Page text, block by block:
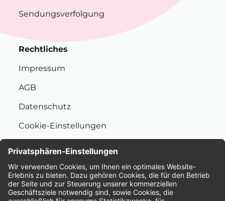
Sendungsverfolgung
Rechtliches
Impressum
AGB
Datenschutz
Cookie-Einstellungen
Bewertungen